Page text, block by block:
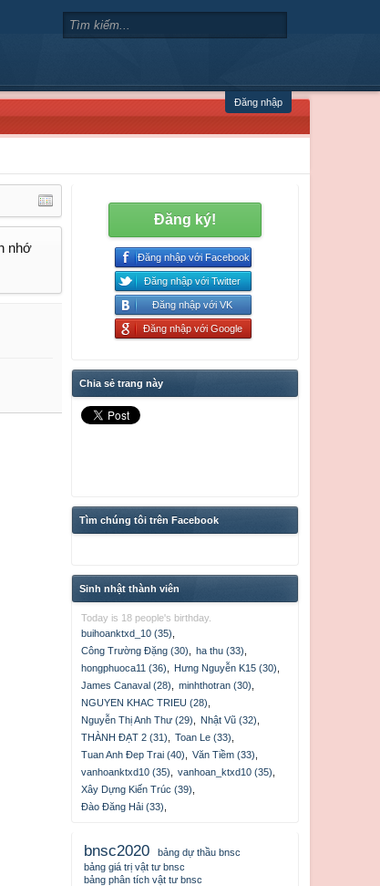
Đăng nhập
nhớ
Nấm lùn
rita88
Đăng ký!
Đăng nhập với Facebook
Đăng nhập với Twitter
Đăng nhập với VK
Đăng nhập với Google
Chia sẻ trang này
Tìm chúng tôi trên Facebook
Sinh nhật thành viên
Today is 18 people's birthday.
buihoanktxd_10 (35)
Công Trường Đặng (30)
ha thu (33)
hongphuoca11 (36)
Hưng Nguyễn K15 (30)
James Canaval (28)
minhthotran (30)
NGUYEN KHAC TRIEU (28)
Nguyễn Thị Anh Thư (29)
Nhật Vũ (32)
THÀNH ĐẠT 2 (31)
Toan Le (33)
Tuan Anh Đep Trai (40)
Văn Tiềm (33)
vanhoanktxd10 (35)
vanhoan_ktxd10 (35)
Xây Dựng Kiến Trúc (39)
Đào Đăng Hải (33)
bnsc2020
bảng dự thầu bnsc
bảng giá trị vật tư bnsc
bảng phân tích vật tư bnsc